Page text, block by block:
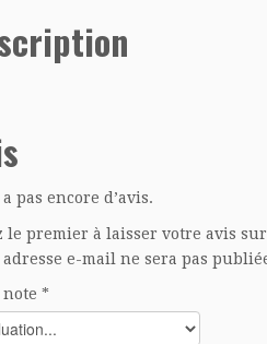
pas encore d’avis.
le premier à laisser votre avis
adresse e-mail ne sera pas
note *